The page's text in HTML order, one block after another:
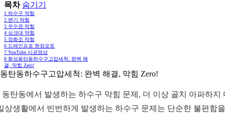
목차 숨기기
1 하수구 막힘
2 변기 막힘
3 우수관 막힘
4 싱크대 막힘
5 정화조 막힘
6 드레인프로 현장포토
7 YouTube 시공영상
8 화성동탄동하수구고압세척: 완벽 해
결, 막힘 Zero!
탄동하수구고압세척: 완벽 해결, 막힘 Zero!
동탄동에서 발생하는 하수구 막힘 문제, 더 이상 골치 아파하지
상생활에서 빈번하게 발생하는 하수구 문제는 단순한 불편함